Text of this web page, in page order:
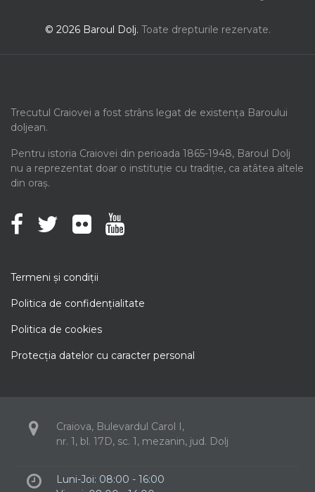
© 2026 Baroul Dolj. Toate drepturile rezervate.
Trecutul Craiovei a fost strâns legat de existența Baroului
doljean.
Pentru istoria Craiovei din perioada 1865-1948, Baroul Dolj
nu a reprezentat doar o instituție cu tradiție, ca atâtea altele
din oraș.
Termeni şi condiţii
Politica de confidenţialitate
Politica de cookies
Protecţia datelor cu caracter personal
Craiova, Bulevardul Carol I,
nr. 1, bl. 17D, sc. 1, mezanin, jud. Dolj
Luni-Joi: 08:00 - 16:00